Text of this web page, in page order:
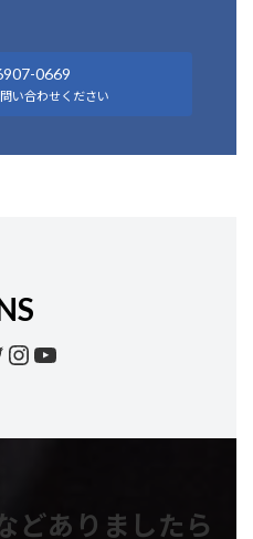
0669
い合わせください
Instagram
YouTube
どありましたら